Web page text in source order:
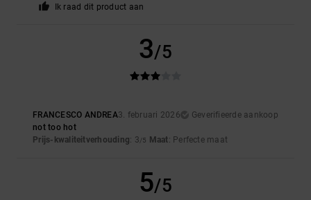
Ik raad dit product aan
3/5
FRANCESCO ANDREA3. februari 2026
Geverifieerde aankoop
not too hot
Prijs-kwaliteitverhouding: 3/5 Maat: Perfecte maat
5/5